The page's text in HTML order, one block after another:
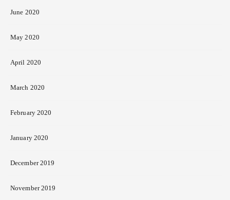
June 2020
May 2020
April 2020
March 2020
February 2020
January 2020
December 2019
November 2019